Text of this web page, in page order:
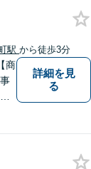
駅 から徒歩3分
商
詳細を見
る